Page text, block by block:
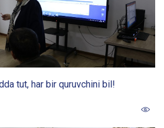
tut, har bir quruvchini bil!